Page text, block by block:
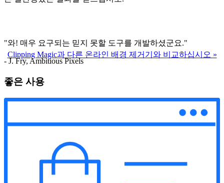
Clipping Magic과 다른 온라인 배경 제거기와 비교하십시오 »
"와! 매우 요구되는 믿지 못할 도구를 개발하셨군요."
- J. Fry, Ambitious Pixels
좋은 사용